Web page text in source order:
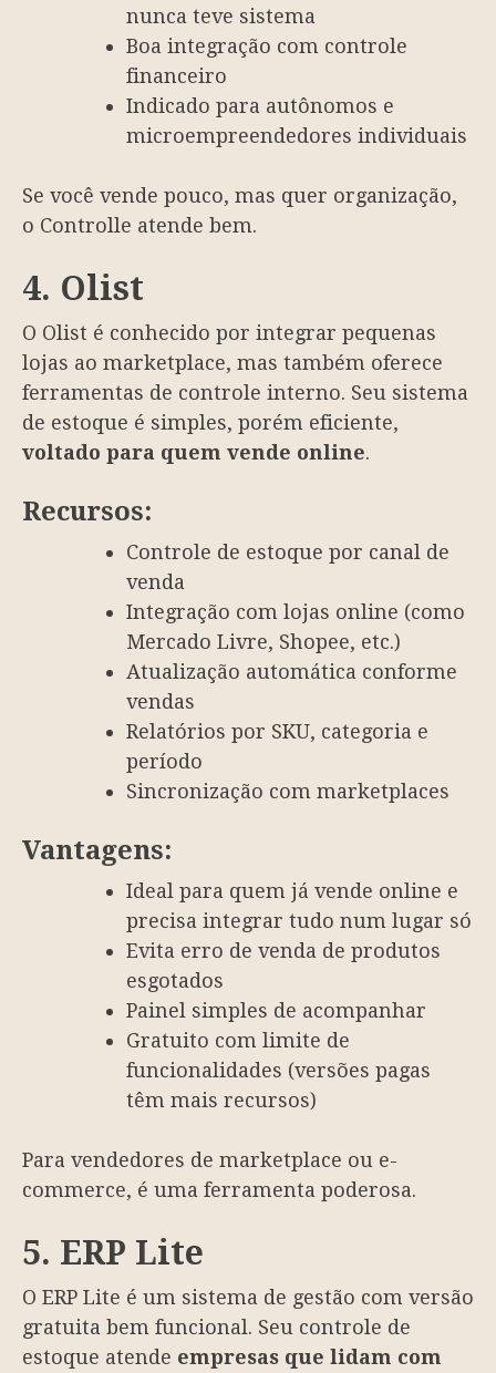
nunca teve sistema
Boa integração com controle
financeiro
Indicado para autônomos e
microempreendedores individuais
Se você vende pouco, mas quer organização,
o Controlle atende bem.
4. Olist
O Olist é conhecido por integrar pequenas
lojas ao marketplace, mas também oferece
ferramentas de controle interno. Seu sistema
de estoque é simples, porém eficiente,
voltado para quem vende online.
Recursos:
Controle de estoque por canal de
venda
Integração com lojas online (como
Mercado Livre, Shopee, etc.)
Atualização automática conforme
vendas
Relatórios por SKU, categoria e
período
Sincronização com marketplaces
Vantagens:
Ideal para quem já vende online e
precisa integrar tudo num lugar só
Evita erro de venda de produtos
esgotados
Painel simples de acompanhar
Gratuito com limite de
funcionalidades (versões pagas
têm mais recursos)
Para vendedores de marketplace ou e-
commerce, é uma ferramenta poderosa.
5. ERP Lite
O ERP Lite é um sistema de gestão com versão
gratuita bem funcional. Seu controle de
estoque atende empresas que lidam com